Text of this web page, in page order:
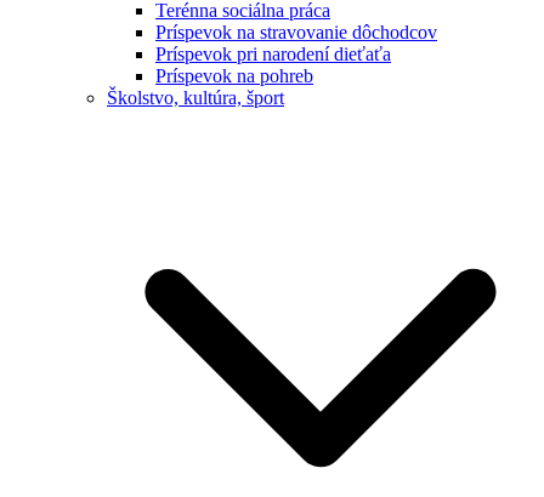
Terénna sociálna práca
Príspevok na stravovanie dôchodcov
Príspevok pri narodení dieťaťa
Príspevok na pohreb
Školstvo, kultúra, šport